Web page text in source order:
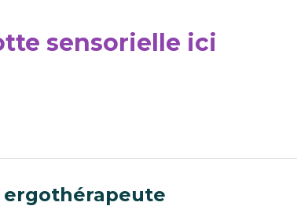
sensorielle ici
ergothérapeute